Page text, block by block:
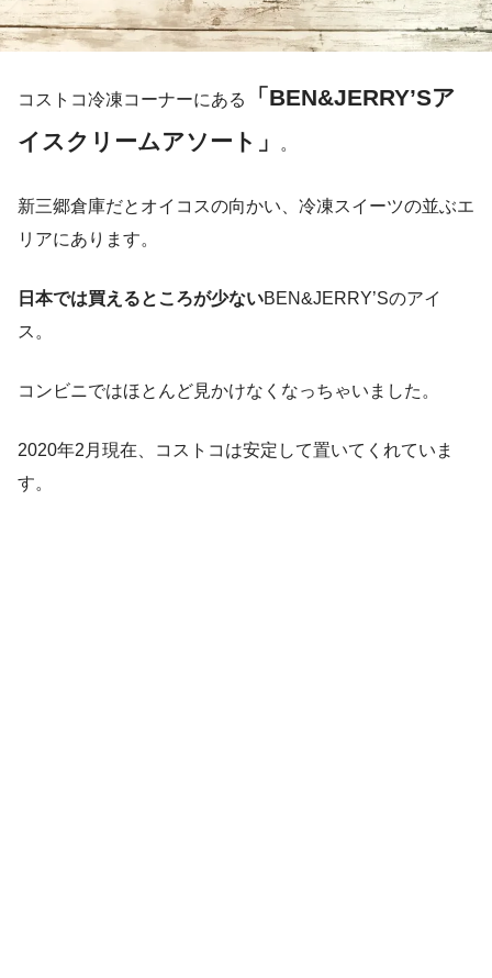
コストコ冷凍コーナーにある
「BEN&JERRY’Sア
イスクリームアソート」
。
新三郷倉庫だとオイコスの向かい、冷凍スイーツの並ぶエ
リアにあります。
日本では買えるところが少ないBEN&JERRY’Sのアイ
ス。
コンビニではほとんど見かけなくなっちゃいました。
2020年2月現在、コストコは安定して置いてくれていま
す。